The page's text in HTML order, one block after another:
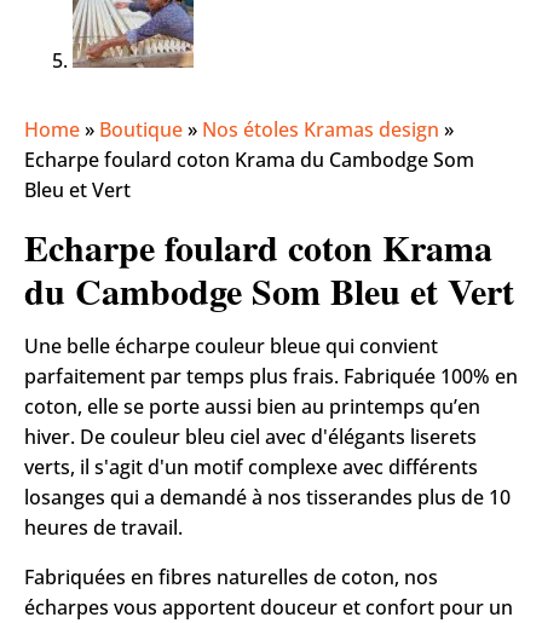
Home» Boutique» Nos étoles Kramas design »
Echarpe foulard coton Krama du Cambodge Som
Bleu et Vert
Echarpe foulard coton Krama
du Cambodge Som Bleu et Vert
Une belle écharpe couleur bleue qui convient
parfaitement par temps plus frais. Fabriquée 100% en
coton, elle se porte aussi bien au printemps qu’en
hiver. De couleur bleu ciel avec d'élégants liserets
verts, il s'agit d'un motif complexe avec différents
losanges qui a demandé à nos tisserandes plus de 10
heures de travail.
Fabriquées en fibres naturelles de coton, nos
écharpes vous apportent douceur et confort pour un